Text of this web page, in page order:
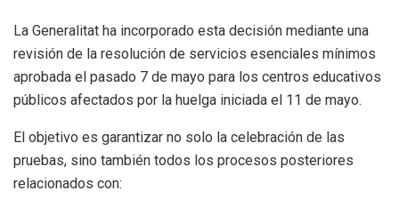
La Generalitat ha incorporado esta decisión mediante una
revisión de la resolución de servicios esenciales mínimos
aprobada el pasado 7 de mayo para los centros educativos
públicos afectados por la huelga iniciada el 11 de mayo.
El objetivo es garantizar no solo la celebración de las
pruebas, sino también todos los procesos posteriores
relacionados con: